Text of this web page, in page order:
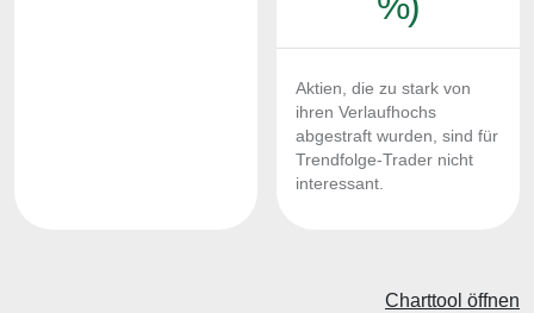
Aktien, die zu stark von
ihren Verlaufhochs
abgestraft wurden, sind für
Trendfolge-Trader nicht
interessant.
Charttool öffnen